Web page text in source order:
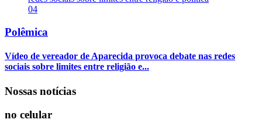
04
Polêmica
Vídeo de vereador de Aparecida provoca debate nas redes
sociais sobre limites entre religião e...
Nossas notícias
no celular